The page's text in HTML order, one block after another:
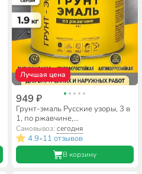
Лучшая цена
949 ₽
Грунт-эмаль Русские узоры, 3 в
1, по ржавчине,
быстросохнущая, алкидная,
серая, 1.9 кг
Самовывоз: сегодня
4.9•11 отзывов
В корзину